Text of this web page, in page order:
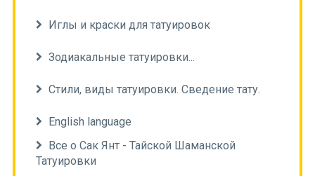
Иглы и краски для татуировок
Зодиакальные татуировки...
Стили, виды татуировки. Сведение тату.
English language
Все о Сак Янт - Тайской Шаманской
Татуировки